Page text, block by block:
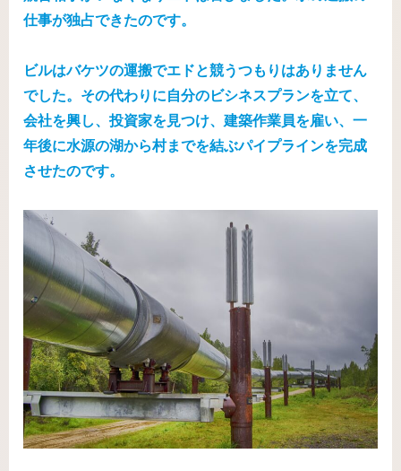
仕事が独占できたのです。
ビルはバケツの運搬でエドと競うつもりはありません
でした。その代わりに自分のビシネスプランを立て、
会社を興し、投資家を見つけ、建築作業員を雇い、一
年後に水源の湖から村までを結ぶパイプラインを完成
させたのです。